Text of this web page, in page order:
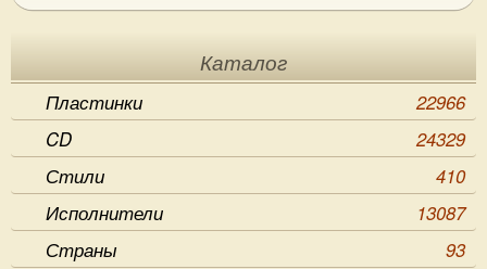
Каталог
Пластинки
22966
CD
24329
Стили
410
Исполнители
13087
Страны
93